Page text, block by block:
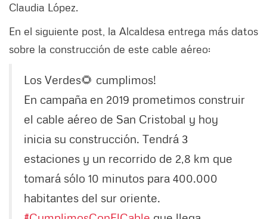
Claudia López.
En el siguiente post, la Alcaldesa entrega más datos
sobre la construcción de este cable aéreo:
Los Verdes🌻 cumplimos!
En campaña en 2019 prometimos construir
el cable aéreo de San Cristobal y hoy
inicia su construcción. Tendrá 3
estaciones y un recorrido de 2,8 km que
tomará sólo 10 minutos para 400.000
habitantes del sur oriente.